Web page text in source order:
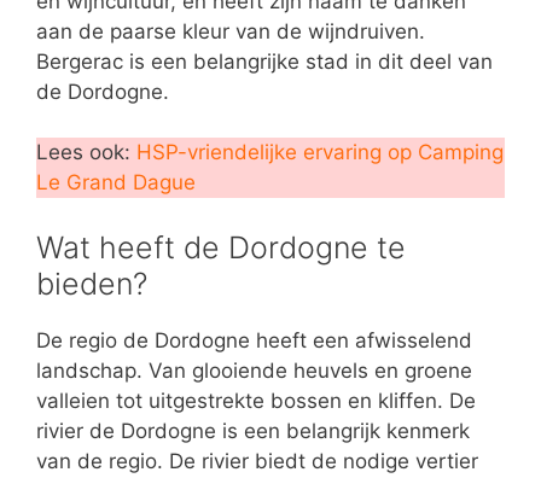
aan de paarse kleur van de wijndruiven.
Bergerac is een belangrijke stad in dit deel van
de Dordogne.
Lees ook: HSP-vriendelijke ervaring op Camping
Le Grand Dague
Wat heeft de Dordogne te
bieden?
De regio de Dordogne heeft een afwisselend
landschap. Van glooiende heuvels en groene
valleien tot uitgestrekte bossen en kliffen. De
rivier de Dordogne is een belangrijk kenmerk
van de regio. De rivier biedt de nodige vertier